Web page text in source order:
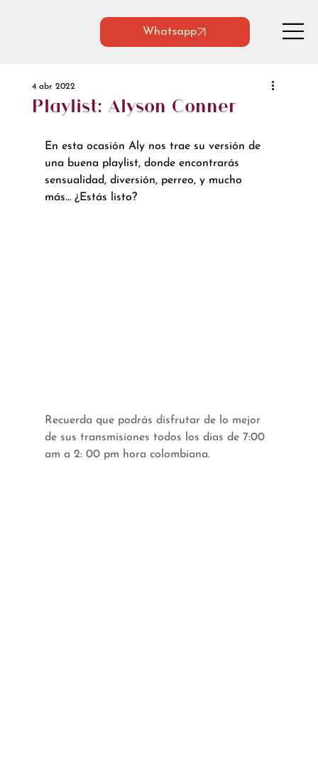
Whatsapp
Playlist: Alyson Conner
4 abr 2022
En esta ocasión Aly nos trae su versión de
una buena playlist, donde encontrarás
sensualidad, diversión, perreo, y mucho
más… ¿Estás listo?
Recuerda que podrás disfrutar de lo mejor
de sus transmisiones todos los dias de 7:00
am a 2: 00 pm hora colombiana.